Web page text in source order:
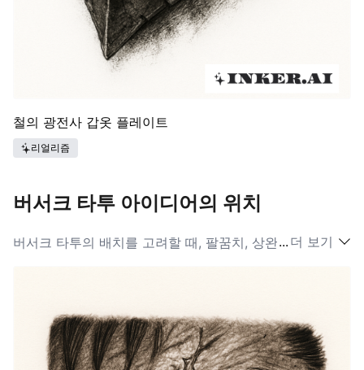
철의 광전사 갑옷 플레이트
리얼리즘
버서크 타투 아이디어의 위치
버서크 타투의 배치를 고려할 때, 팔꿈치, 상완, 등 또는 가
분한 공간을 제공합니다. 더 큰 캔버스는 버서크 아이디어
의 본질을 진정으로 포착한 복잡한 디자인을 허용합니다.
타투 애호가들은 이러한 영역이 시각적으로 잘 드러나기
... 더 보기